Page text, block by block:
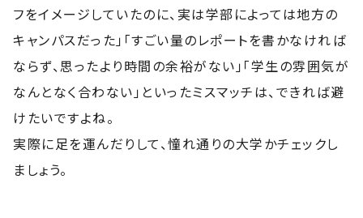
フをイメージしていたのに、実は学部によっては地方の
キャンパスだった」「すごい量のレポートを書かなければ
ならず、思ったより時間の余裕がない」「学生の雰囲気が
なんとなく合わない」といったミスマッチは、できれば避
けたいですよね。
実際に足を運んだりして、憧れ通りの大学かチェックし
ましょう。